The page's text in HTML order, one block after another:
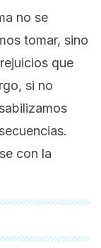
no se
tomar, sino
que
si no
con la
profundidad por